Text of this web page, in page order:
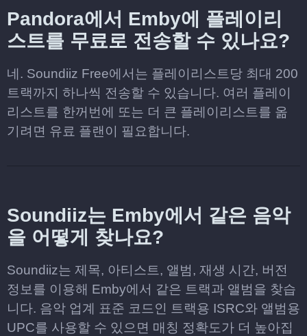
Pandora에서 Emby에 플레이리
스트를 무료로 전송할 수 있나요?
네. Soundiiz Free에서는 플레이리스트당 최대 200
트랙까지 하나씩 전송할 수 있습니다. 여러 플레이
리스트를 한꺼번에 또는 더 큰 플레이리스트를 옮
기려면 유료 플랜이 필요합니다.
Soundiiz는 Emby에서 같은 음악
을 어떻게 찾나요?
Soundiiz는 제목, 아티스트, 앨범, 재생 시간, 버전
정보를 이용해 Emby에서 같은 트랙과 앨범을 찾습
니다. 음악 업계 표준 코드인 트랙용 ISRC와 앨범용
UPC를 사용할 수 있으면 매칭 정확도가 더 높아집